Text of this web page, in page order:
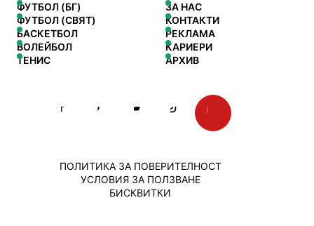
ФУТБОЛ (БГ)
ФУТБОЛ (СВЯТ)
БАСКЕТБОЛ
ВОЛЕЙБОЛ
ТЕНИС
ЗА НАС
КОНТАКТИ
РЕКЛАМА
КАРИЕРИ
АРХИВ
ПОЛИТИКА ЗА ПОВЕРИТЕЛНОСТ
УСЛОВИЯ ЗА ПОЛЗВАНЕ
БИСКВИТКИ